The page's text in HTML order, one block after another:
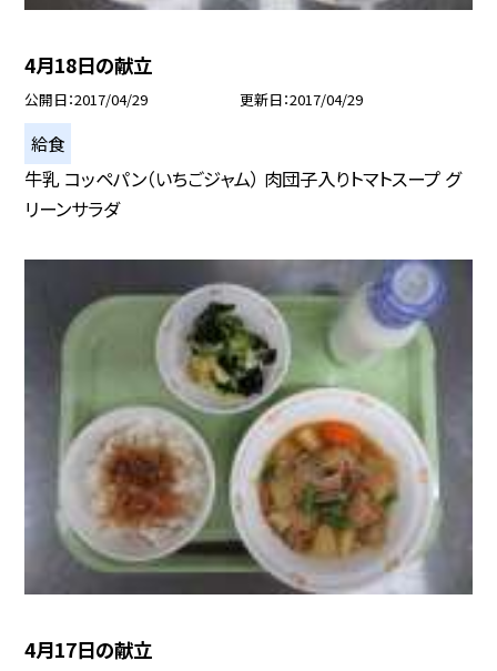
4月18日の献立
公開日 2017/04/29 更新日 2017/04/29
給食
牛乳 コッペパン（いちごジャム） 肉団子入りトマトスープ グ
リーンサラダ
4月17日の献立